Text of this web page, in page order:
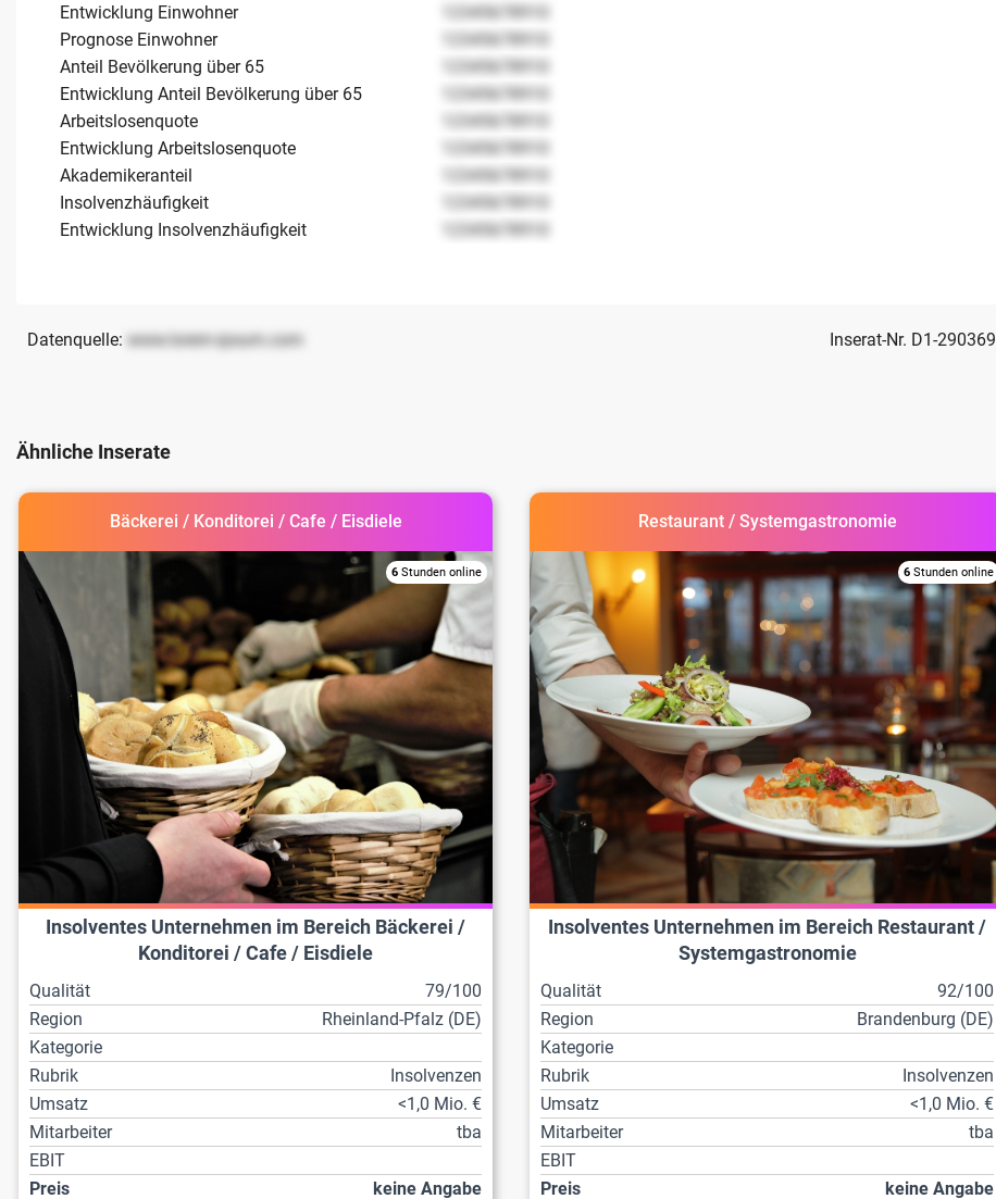
Entwicklung Einwohner
12345678910
Prognose Einwohner
12345678910
Anteil Bevölkerung über 65
12345678910
Entwicklung Anteil Bevölkerung über 65
12345678910
Arbeitslosenquote
12345678910
Entwicklung Arbeitslosenquote
12345678910
Akademikeranteil
12345678910
Insolvenzhäufigkeit
12345678910
Entwicklung Insolvenzhäufigkeit
12345678910
Datenquelle: www.lorem-ipsum.com Inserat-Nr. D1-290369
Ähnliche Inserate
Bäckerei / Konditorei / Cafe / Eisdiele
6 Stunden online
Insolventes Unternehmen im Bereich Bäckerei /
Konditorei / Cafe / Eisdiele
Qualität
79/100
Region
Rheinland-Pfalz (DE)
Kategorie
Rubrik
Insolvenzen
Umsatz
<1,0 Mio. €
Mitarbeiter
tba
EBIT
Preis
keine Angabe
Restaurant / Systemgastronomie
6Stunden online
Insolventes Unternehmen im Bereich Restaurant /
Systemgastronomie
Qualität
92/100
Region
Brandenburg (DE)
Kategorie
Rubrik
Insolvenzen
Umsatz
<1,0 Mio. €
Mitarbeiter
tba
EBIT
Preis
keine Angabe